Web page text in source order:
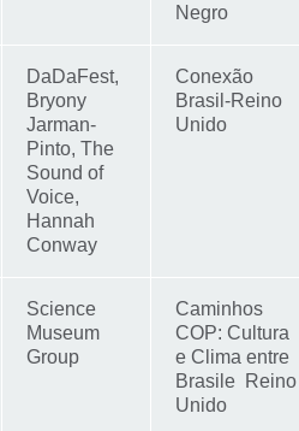
Negro
DaDaFest,
Bryony
Jarman-
Pinto, The
Sound of
Voice,
Hannah
Conway
Conexão
Brasil-Reino
Unido
Science
Museum
Group
Caminhos
COP: Cultura
e Clima entre
Brasile Reino
Unido